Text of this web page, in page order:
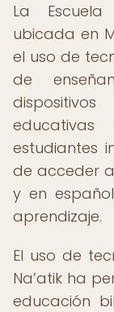
La Escuela
ubicada en
el uso de
de
educativas
estudiantes
de acceder
y en
aprendizaje.
El uso de
Na’atik ha
educación